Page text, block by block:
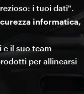
i tuoi dati".
informatica,
e il suo team
per allinearsi